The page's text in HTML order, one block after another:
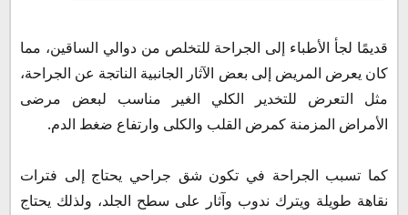
قديمًا لجأ الأطباء إلى الجراحة للتخلص من دوالي الساقين، مما
كان يعرض المريض إلى بعض الآثار الجانبية الناتجة عن الجراحة،
مثل التعرض للتخدير الكلي الغير مناسب لبعض مرضى
الأمراض المزمنة كمرض القلب والكلى وارتفاع ضغط الدم.
كما تسبب الجراحة في تكون شق جراحي يحتاج إلى فترات
نقاهة طويلة ويترك ندوب وآثار على سطح الجلد، ولذلك يحتاج